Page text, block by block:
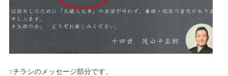
↑チラシのメッセージ部分です。